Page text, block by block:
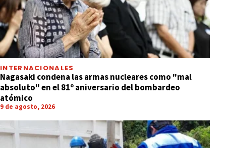
INTERNACIONALES
Nagasaki condena las armas nucleares como "mal
absoluto" en el 81º aniversario del bombardeo
atómico
9 de agosto, 2026